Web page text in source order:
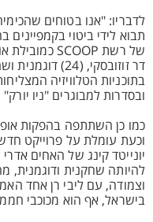
תבוא לידי ביטוי
של רשת SCOOP כמובילת אופנה בענף ההנעלה בישראל".
דר זוזובסקי,
בתוכניות הטלוויזיה
ובסדרות למבוגרים "ניו
כמו כן השתתפה בהפקות
וכעת עומלת על פרוייקט
יונייטד קינג של האחים
להיותה שחקנית ודוגמנית,
וצמודה, עם ליבי רן אחד
בישראל, אף הוא מכוכבי